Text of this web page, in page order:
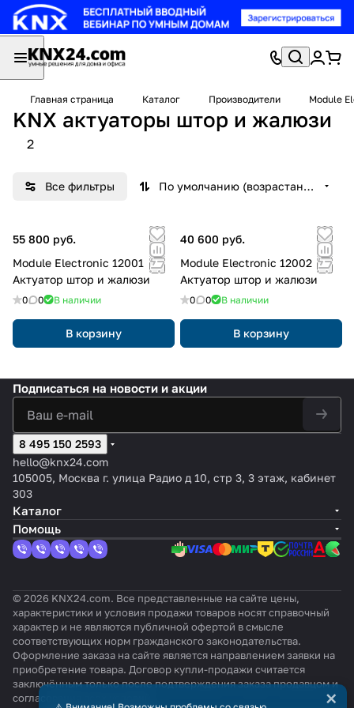
Главная страница Каталог Производители Module
KNX актуаторы штор и жалюзи
2
Все фильтры По умолчанию (возрастание)
55 800 руб.
Module Electronic 12001
Актуатор штор и жалюзи
0 0 В наличии
В корзину
40 600 руб.
Module Electronic 12002
Актуатор штор и жалюзи
0 0 В наличии
В корзину
Подписаться на новости и акции
8 495 150 2593
hello@knx24.com
105005, Москва г. улица Радио д 10, стр 3, 3 этаж, кабинет
303
Каталог
Помощь
© 2026 KNX24.com. Все представленные на сайте цены,
характеристики и условия продажи товаров носят справочный
характер и не являются публичной офертой в смысле
соответствующих норм гражданского законодательства.
Оформление заказа на сайте является направлением заявки на
приобретение товара. Договор купли-продажи считается
заключённым только после подтверждения заказа продавцом и
согласования всех условий.
×